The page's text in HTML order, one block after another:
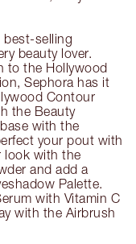
best-selling
beauty lover.
to the Hollywood
Sephora has it
Contour
the Beauty
with the
your pout with
look with the
and add a
Palette.
with Vitamin C
with the Airbrush